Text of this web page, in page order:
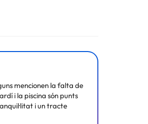
mencionen la falta de
i la piscina són punts
i un tracte